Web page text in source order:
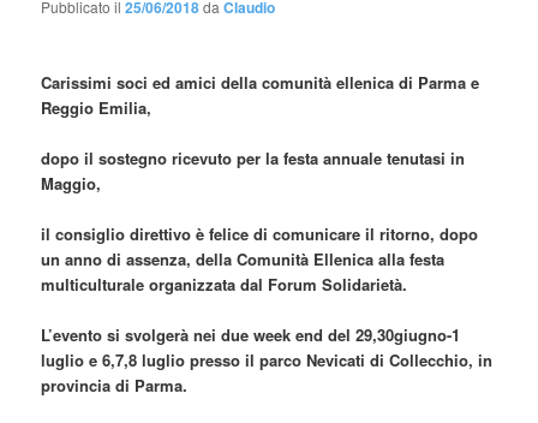
Pubblicato il25/06/2018daClaudio
Carissimi soci ed amici della comunità ellenica di Parma e
Reggio Emilia,
dopo il sostegno ricevuto per la festa annuale tenutasi in
Maggio,
il consiglio direttivo è felice di comunicare il ritorno, dopo
un anno di assenza, della Comunità Ellenica alla festa
multiculturale organizzata dal Forum Solidarietà.
L’evento si svolgerà nei due week end del 29,30giugno-1
luglio e 6,7,8 luglio presso il parco Nevicati di Collecchio, in
provincia di Parma.